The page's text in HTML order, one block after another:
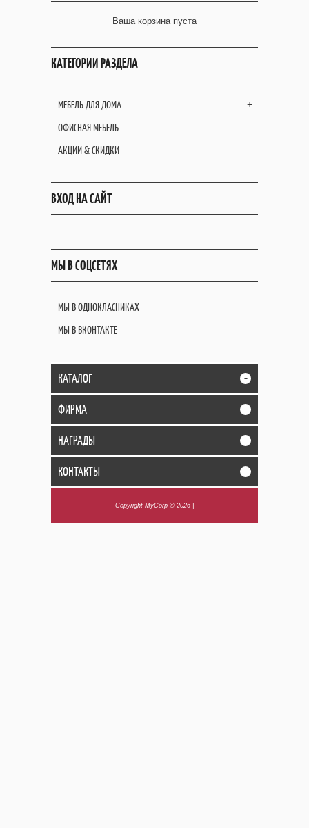
Ваша корзина пуста
КАТЕГОРИИ РАЗДЕЛА
+
МЕБЕЛЬ ДЛЯ ДОМА
ОФИСНАЯ МЕБЕЛЬ
АКЦИИ & СКИДКИ
ВХОД НА САЙТ
МЫ В СОЦСЕТЯХ
МЫ В ОДНОКЛАСНИКАХ
МЫ В ВКОНТАКТЕ
КАТАЛОГ +
ФИРМА +
НАГРАДЫ +
КОНТАКТЫ +
Copyright MyCorp © 2026